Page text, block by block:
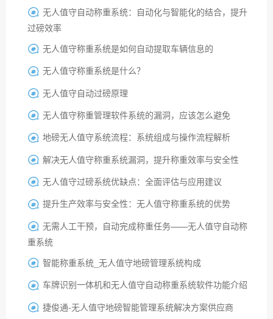
 无人值守自动称重系统：自动化与智能化的结合，提升
过磅效率
 无人值守称重系统是如何自动提取车辆信息的
 无人值守称重系统是什么？
 无人值守自动过磅原理
 无人值守称重管理软件系统的漏洞，应该怎么避免
 地磅无人值守系统流程：系统组成与操作流程解析
 解决无人值守称重系统漏洞，提升称重效率与安全性
 无人值守过磅系统优缺点：全面评估与应用建议
 提升生产效率与安全性：无人值守称重系统的优势
 无需人工干预，自动完成称重任务——无人值守自动称
重系统
 智能称重系统_无人值守地磅管理系统构成
 车牌识别一体机和无人值守自动称重系统软件功能介绍
 捷俊通-无人值守地磅智能管理系统解决方案供应商